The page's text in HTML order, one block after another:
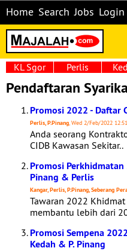
Home Search Jobs Login
KL Sgor Perlis
Pendaftaran
Promosi 2022 - Daftar
Perlis, P.Pinang, Wed 2/Feb/2022
Anda seorang
CIDB Kawasan Sekitar..
Promosi Perkhidmatan
Pinang & Perlis
Kangar, Perlis, P.Pinang, Seberang
Tawaran 2022 Khidmat
membantu lebih dari
Promosi Sempena
Kedah & P. Pinang